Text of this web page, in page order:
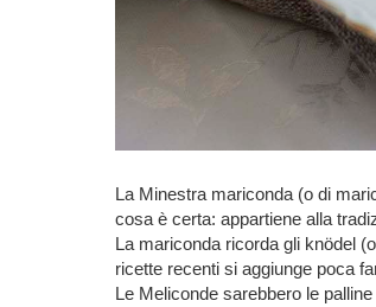
La Minestra mariconda (o di
cosa è certa: appartiene alla
La mariconda ricorda gli knödel
ricette recenti si aggiunge poca
Le Meliconde sarebbero le